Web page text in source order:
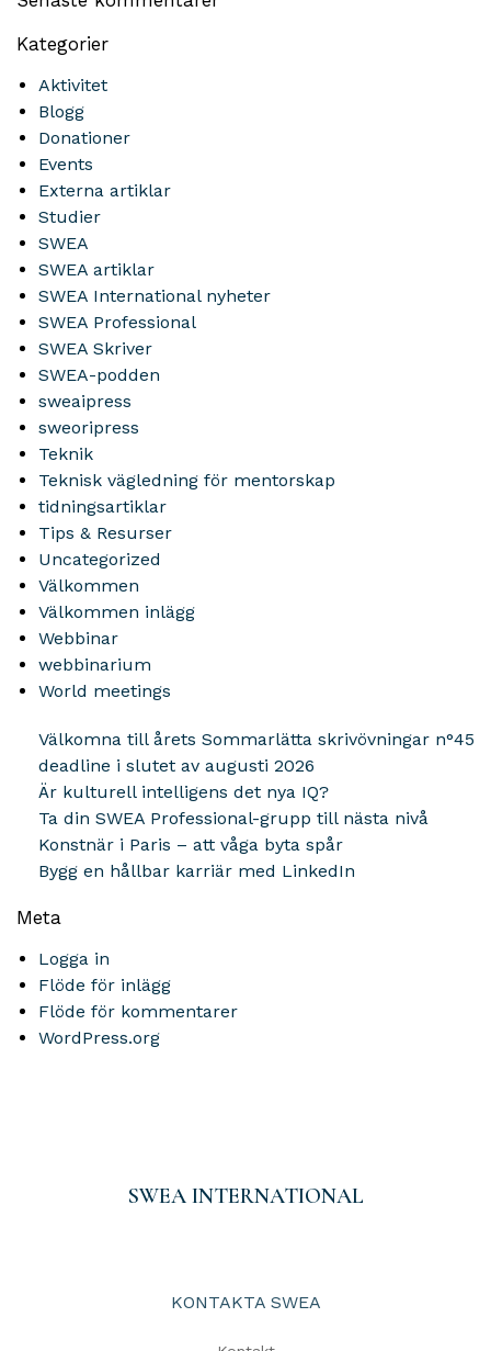
Kategorier
Aktivitet
Blogg
Donationer
Events
Externa artiklar
Studier
SWEA
SWEA artiklar
SWEA International nyheter
SWEA Professional
SWEA Skriver
SWEA-podden
sweaipress
sweoripress
Teknik
Teknisk vägledning för mentorskap
tidningsartiklar
Tips & Resurser
Uncategorized
Välkommen
Välkommen inlägg
Webbinar
webbinarium
World meetings
Välkomna till årets Sommarlätta skrivövningar n°45
deadline i slutet av augusti 2026
Är kulturell intelligens det nya IQ?
Ta din SWEA Professional-grupp till nästa nivå
Konstnär i Paris – att våga byta spår
Bygg en hållbar karriär med LinkedIn
Meta
Logga in
Flöde för inlägg
Flöde för kommentarer
WordPress.org
SWEA INTERNATIONAL
KONTAKTA SWEA